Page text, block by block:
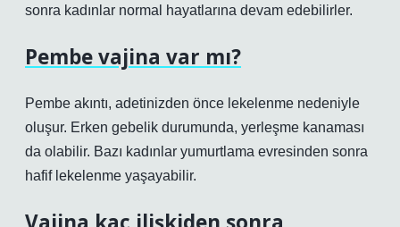
sonra kadınlar normal hayatlarına devam edebilirler.
Pembe vajina var mı?
Pembe akıntı, adetinizden önce lekelenme nedeniyle
oluşur. Erken gebelik durumunda, yerleşme kanaması
da olabilir. Bazı kadınlar yumurtlama evresinden sonra
hafif lekelenme yaşayabilir.